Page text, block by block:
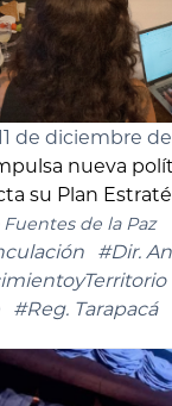
de diciembre
nueva
su Plan
de la Paz
#Dir.
#Reg. Tarapacá